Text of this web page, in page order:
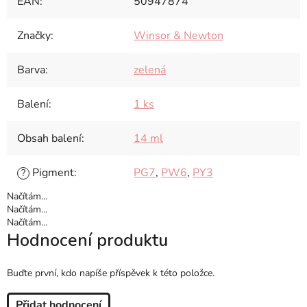
Značky: Winsor & Newton
Barva: zelená
Balení: 1 ks
Obsah balení: 14 ml
? Pigment: PG7, PW6, PY3
Načítám...
Načítám...
Načítám...
Hodnocení produktu
Buďte první, kdo napíše příspěvek k této položce.